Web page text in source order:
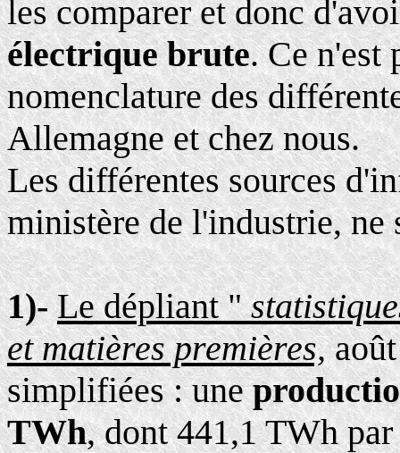
les comparer et donc
électrique brute. Ce n'est
nomenclature des
Allemagne et chez nous.
Les différentes sources
ministère de l'industrie, ne
1)-Le dépliant "
et matières premières,août
simplifiées : une
TWh, dont 441,1 TWh